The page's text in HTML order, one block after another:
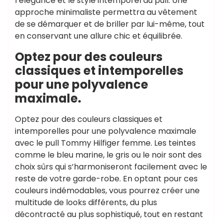
approche minimaliste permettra au vêtement
de se démarquer et de briller par lui-même, tout
en conservant une allure chic et équilibrée.
Optez pour des couleurs
classiques et intemporelles
pour une polyvalence
maximale.
Optez pour des couleurs classiques et
intemporelles pour une polyvalence maximale
avec le pull Tommy Hilfiger femme. Les teintes
comme le bleu marine, le gris ou le noir sont des
choix sûrs qui s’harmoniseront facilement avec le
reste de votre garde-robe. En optant pour ces
couleurs indémodables, vous pourrez créer une
multitude de looks différents, du plus
décontracté au plus sophistiqué, tout en restant